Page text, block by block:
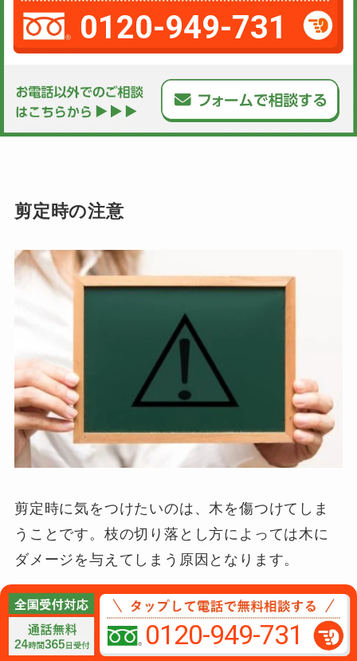
0120-949-731
剪定時の注意
剪定時に気をつけたいのは、木を傷つけてしま
うことです。枝の切り落とし方によっては木に
ダメージを与えてしまう原因となります。
木を傷つけない枝の切り方とは
木を切る際に気をつけなければならないのは、
0120-949-731